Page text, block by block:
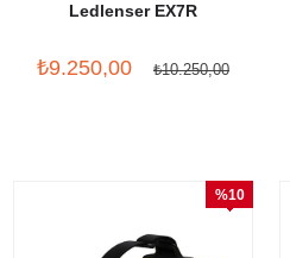
Ledlenser EX7R
₺9.250,00 ₺10.250,00
%10